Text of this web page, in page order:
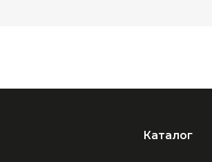
Каталог